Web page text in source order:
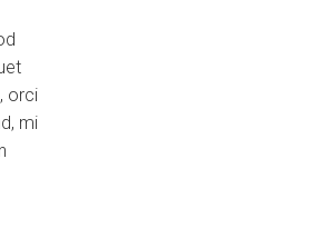
orci
mi